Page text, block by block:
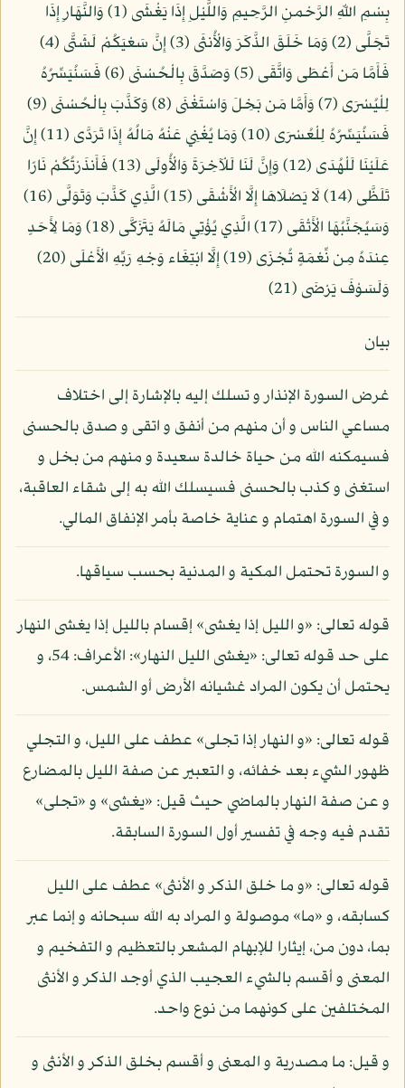
بِسْمِ اللّهِ الرَّحْمنِ الرَّحِيمِ وَاللَّيْلِ إِذَا يَغْشَى (1) وَالنَّهَارِ إِذَا
تَجَلَّى (2) وَمَا خَلَقَ الذَّكَرَ وَالْأُنثَى (3) إِنَّ سَعْيَكُمْ لَشَتَّى (4)
فَأَمَّا مَن أَعْطَى وَاتَّقَى (5) وَصَدَّقَ بِالْحُسْنَى (6) فَسَنُيَسِّرُهُ
لِلْيُسْرَى (7) وَأَمَّا مَن بَخِلَ وَاسْتَغْنَى (8) وَكَذَّبَ بِالْحُسْنَى (9)
فَسَنُيَسِّرُهُ لِلْعُسْرَى (10) وَمَا يُغْنِي عَنْهُ مَالُهُ إِذَا تَرَدَّى (11) إِنَّ
عَلَيْنَا لَلْهُدَى (12) وَإِنَّ لَنَا لَلْآخِرَةَ وَالْأُولَى (13) فَأَنذَرْتُكُمْ نَارًا
تَلَظَّى (14) لَا يَصْلَاهَا إِلَّا الْأَشْقَى (15) الَّذِي كَذَّبَ وَتَوَلَّى (16)
وَسَيُجَنَّبُهَا الْأَتْقَى (17) الَّذِي يُؤْتِي مَالَهُ يَتَزَكَّى (18) وَمَا لِأَحَدٍ
عِندَهُ مِن نِّعْمَةٍ تُجْزَى (19) إِلَّا ابْتِغَاء وَجْهِ رَبِّهِ الْأَعْلَى (20)
وَلَسَوْفَ يَرْضَى (21)
بيان
غرض السورة الإنذار و تسلك إليه بالإشارة إلى اختلاف
مساعي الناس و أن منهم من أنفق و اتقى و صدق بالحسنى
فسيمكنه الله من حياة خالدة سعيدة و منهم من بخل و
استغنى و كذب بالحسنى فسيسلك الله به إلى شقاء العاقبة،
و في السورة اهتمام و عناية خاصة بأمر الإنفاق المالي.
و السورة تحتمل المكية و المدنية بحسب سياقها.
قوله تعالى: «و الليل إذا يغشى» إقسام بالليل إذا يغشى النهار
على حد قوله تعالى: «يغشى الليل النهار»: الأعراف: 54، و
يحتمل أن يكون المراد غشيانه الأرض أو الشمس.
قوله تعالى: «و النهار إذا تجلى» عطف على الليل، و التجلي
ظهور الشيء بعد خفائه، و التعبير عن صفة الليل بالمضارع
و عن صفة النهار بالماضي حيث قيل: «يغشى» و «تجلى»
تقدم فيه وجه في تفسير أول السورة السابقة.
قوله تعالى: «و ما خلق الذكر و الأنثى» عطف على الليل
كسابقه، و «ما» موصولة و المراد به الله سبحانه و إنما عبر
بما، دون من، إيثارا للإبهام المشعر بالتعظيم و التفخيم و
المعنى و أقسم بالشيء العجيب الذي أوجد الذكر و الأنثى
المختلفين على كونهما من نوع واحد.
و قيل: ما مصدرية و المعنى و أقسم بخلق الذكر و الأنثى و